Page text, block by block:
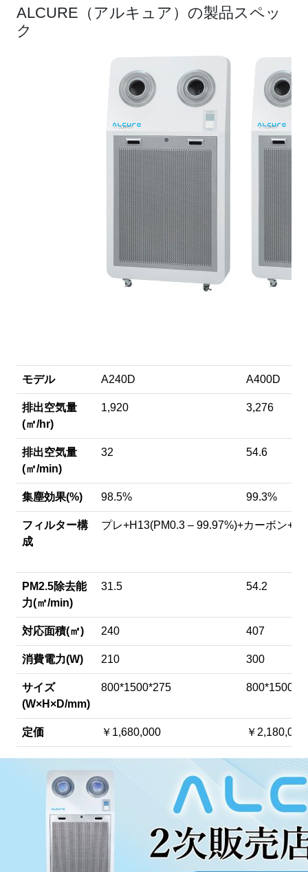
ALCURE（アルキュア）の製品スペッ
ク
モデル A240D A400D
排出空気量
(㎡/hr)
1,920 3,276
排出空気量
(㎡/min)
32 54.6
集塵効果(%) 98.5% 99.3%
フィルター構
成
プレ+H13(PM0.3 – 99.97%)+カーボン+
PM2.5除去能
力(㎡/min)
31.5 54.2
対応面積(㎡) 240 407
消費電力(W) 210 300
サイズ
(W×H×D/mm)
800*1500*275
定価 ￥1,680,000 ￥2,180,000